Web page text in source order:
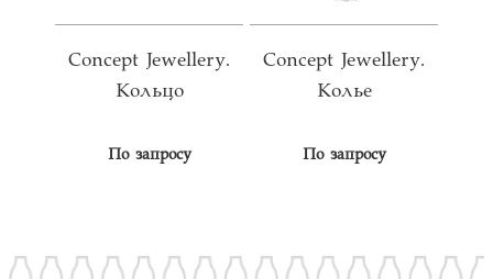
Concept Jewellery.
Кольцо
По запросу
Concept Jewellery.
Колье
По запросу